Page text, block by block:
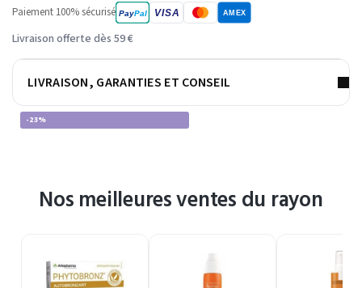
Paiement 100% sécurisé PayPal VISA AMEX
Livraison offerte dès 59 €
LIVRAISON, GARANTIES ET CONSEIL
-23%
Nos meilleures ventes du rayon